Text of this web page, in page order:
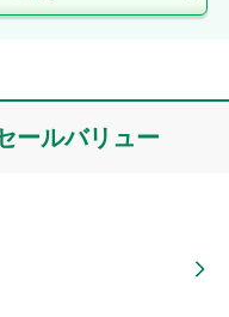
ールバリュー